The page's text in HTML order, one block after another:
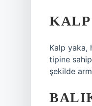
Kalp yaka,
tipine
şekilde